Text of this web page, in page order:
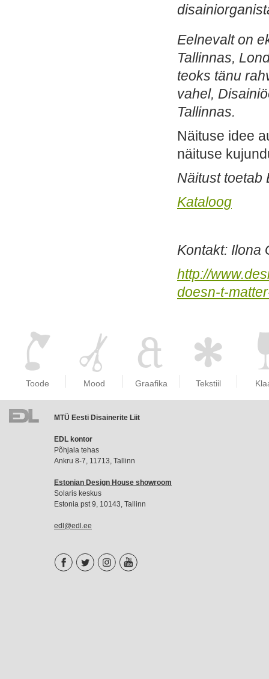
Eelnevalt on
Tallinnas,
teoks tänu
vahel,
Tallinnas.
Näituse idee
näituse
Näitust toetab
Kataloog
Kontakt: Ilona
http://
doesn-t-
Toode Mood Graafika Tekstiil
liikmemaks
MTÜ Eesti Disainerite Liit
EDL kontor
Põhjala tehas
Ankru 8-7, 11713, Tallinn
Estonian Design House showroom
Solaris keskus
Estonia pst 9, 10143, Tallinn
edl@edl.ee